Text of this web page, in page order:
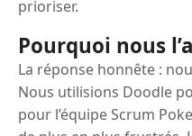
prioriser.
Pourquoi nous
La réponse honnête :
Nous utilisions Doodle
pour l’équipe Scrum